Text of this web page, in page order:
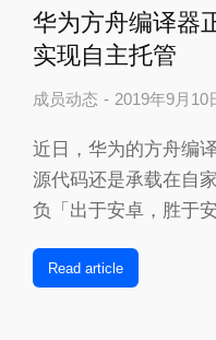
华为方舟编译器
实现自主托管
成员动态 2019年9月10
近日，华为的方舟编
源代码还是承载在自
负「出于安卓，胜于
Read article